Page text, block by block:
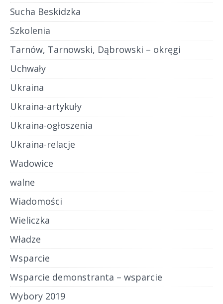
Sucha Beskidzka
Szkolenia
Tarnów, Tarnowski, Dąbrowski – okręgi
Uchwały
Ukraina
Ukraina-artykuły
Ukraina-ogłoszenia
Ukraina-relacje
Wadowice
walne
Wiadomości
Wieliczka
Władze
Wsparcie
Wsparcie demonstranta – wsparcie
Wybory 2019